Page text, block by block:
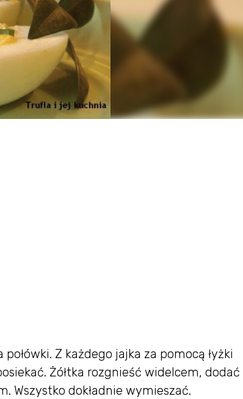
Z każdego jajka za pomocą łyżki
Żółtka rozgnieść widelcem, dodać
Wszystko dokładnie wymieszać.